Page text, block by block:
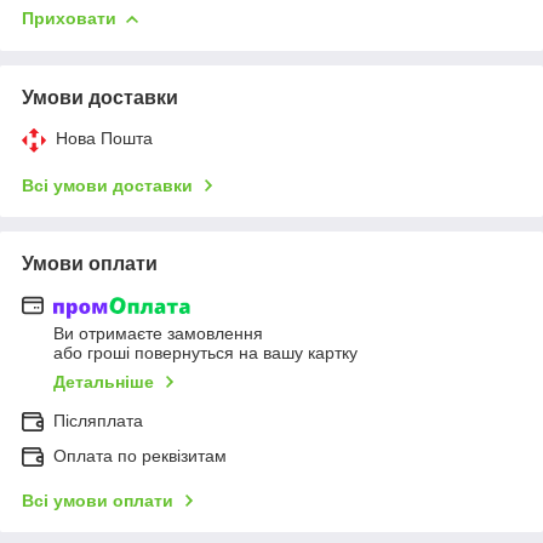
Приховати
Умови доставки
Нова Пошта
Всі умови доставки
Умови оплати
Ви отримаєте замовлення
або гроші повернуться на вашу картку
Детальніше
Післяплата
Оплата по реквізитам
Всі умови оплати